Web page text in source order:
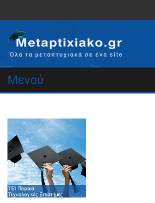
Μενού